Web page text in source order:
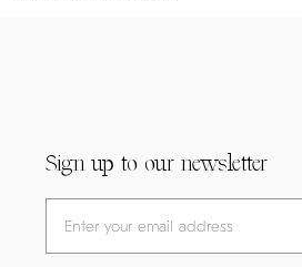
Sign up to our newsletter